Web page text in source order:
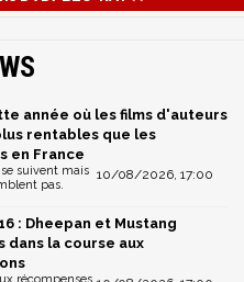
année où les films d'auteurs
rentables que les
en France
10/08/2026, 17:00
suivent mais
pas.
: Dheepan et Mustang
dans la course aux
récompenses